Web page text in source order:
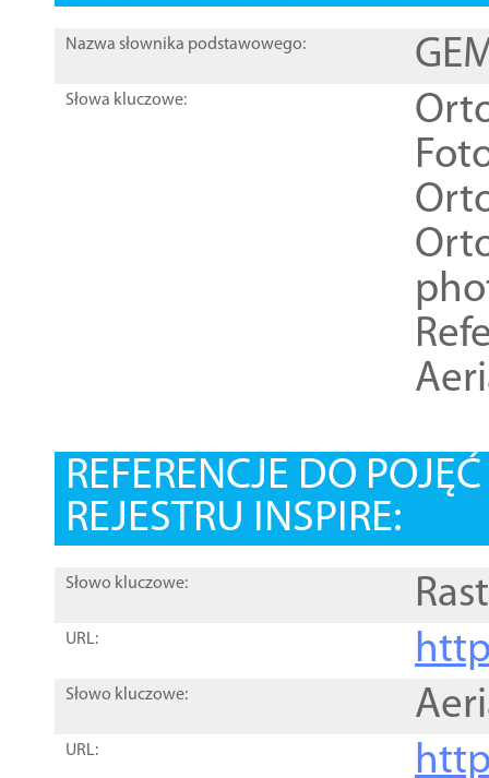
Nazwa słownika podstawowego:
Słowa kluczowe:
REFERENCJE DO
REJESTRU INSPIRE:
Słowo kluczowe:
URL:
Słowo kluczowe:
URL: